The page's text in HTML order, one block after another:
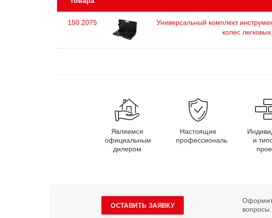
150.2075
Универсальный комплект
колес
Являемся
официальным
дилером
Настоящие
профессионалы
и
ОСТАВИТЬ ЗАЯВКУ
вопросы.